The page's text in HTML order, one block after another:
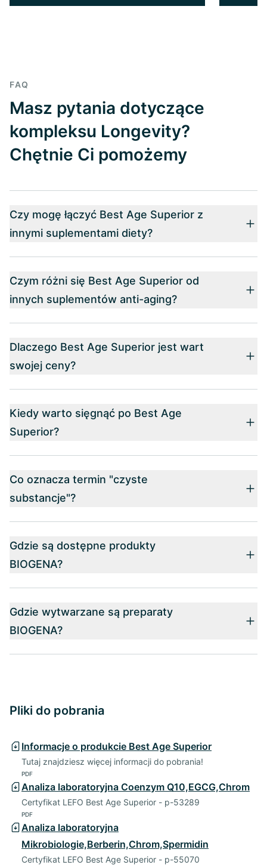
FAQ
Masz pytania dotyczące
kompleksu Longevity?
Chętnie Ci pomożemy
Czy mogę łączyć Best Age Superior z
innymi suplementami diety?
Czym różni się Best Age Superior od
innych suplementów anti-aging?
Dlaczego Best Age Superior jest wart
swojej ceny?
Kiedy warto sięgnąć po Best Age
Superior?
Co oznacza termin "czyste
substancje"?
Gdzie są dostępne produkty
BIOGENA?
Gdzie wytwarzane są preparaty
BIOGENA?
Pliki do pobrania
Informacje o produkcie Best Age Superior
Tutaj znajdziesz więcej informacji do pobrania!
PDF
Analiza laboratoryjna Coenzym Q10,EGCG,Chrom
Certyfikat LEFO Best Age Superior - p-53289
PDF
Analiza laboratoryjna
Mikrobiologie,Berberin,Chrom,Spermidin
Certyfikat LEFO Best Age Superior - p-55070